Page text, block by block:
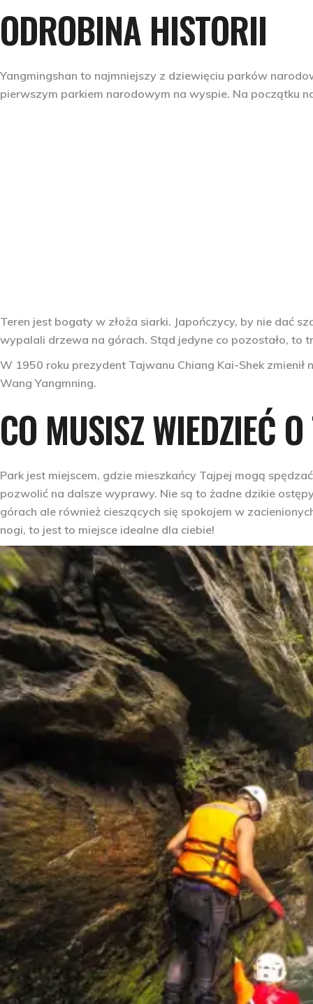
ODROBINA HISTORII
Yangmingshan to najmniejszy z dziewięciu parków
pierwszym parkiem narodowym na wyspie. Na początku
Teren jest bogaty w złoża siarki. Japończycy, by nie dać
wypalali drzewa na górach. Stąd jedyne co pozostało, to
W 1950 roku prezydent Tajwanu Chiang Kai-Shek
Wang Yangmning.
CO MUSISZ WIEDZIEĆ
Park jest miejscem, gdzie mieszkańcy Tajpej mogą
pozwolić na dalsze wyprawy. Nie są to żadne dzikie
górach ale również cieszących się spokojem w
nogi, to jest to miejsce idealne dla ciebie!